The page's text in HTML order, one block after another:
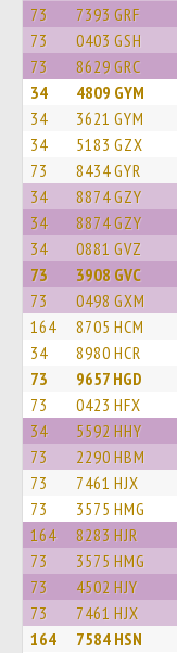
73 7393 GRF
73 0403 GSH
73 8629 GRC
34 4809 GYM
34 3621 GYM
34 5183 GZX
73 8434 GYR
34 8874 GZY
34 8874 GZY
34 0881 GVZ
73 3908 GVC
73 0498 GXM
164 8705 HCM
34 8980 HCR
73 9657 HGD
73 0423 HFX
34 5592 HHY
73 2290 HBM
73 7461 HJX
73 3575 HMG
164 8283 HJR
73 3575 HMG
73 4502 HJY
73 7461 HJX
164 7584 HSN